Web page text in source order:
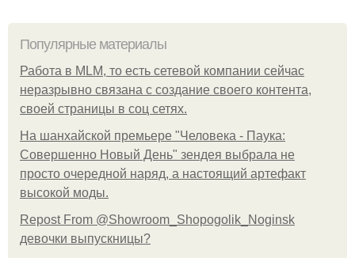
Популярные материалы
Работа в MLM, то есть сетевой компании сейчас
неразрывно связана с создание своего контента,
своей страницы в соц сетях.
На шанхайской премьере "Человека - Паука:
Совершенно Новый День" зендея выбрала не
просто очередной наряд, а настоящий артефакт
высокой моды.
Repost From @Showroom_Shopogolik_Noginsk
девочки выпускницы?